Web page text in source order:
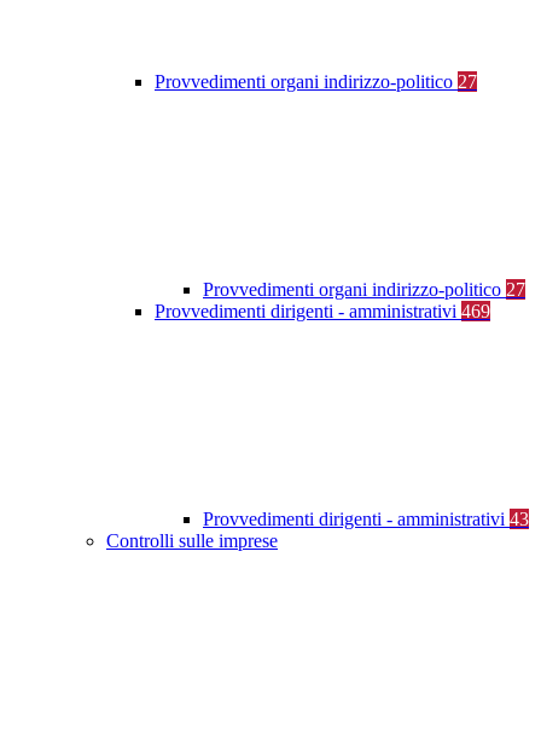
Provvedimenti organi indirizzo-politico 27
Provvedimenti organi indirizzo-politico 27
Provvedimenti dirigenti - amministrativi 469
Provvedimenti dirigenti - amministrativi 43
Controlli sulle imprese